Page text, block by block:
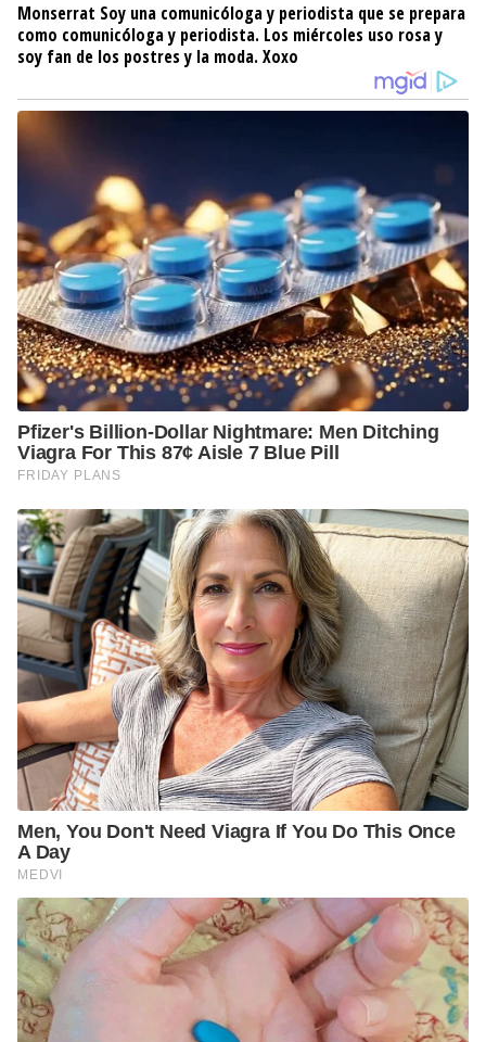
Monserrat Soy una comunicóloga y periodista que se prepara
como comunicóloga y periodista. Los miércoles uso rosa y
soy fan de los postres y la moda. Xoxo